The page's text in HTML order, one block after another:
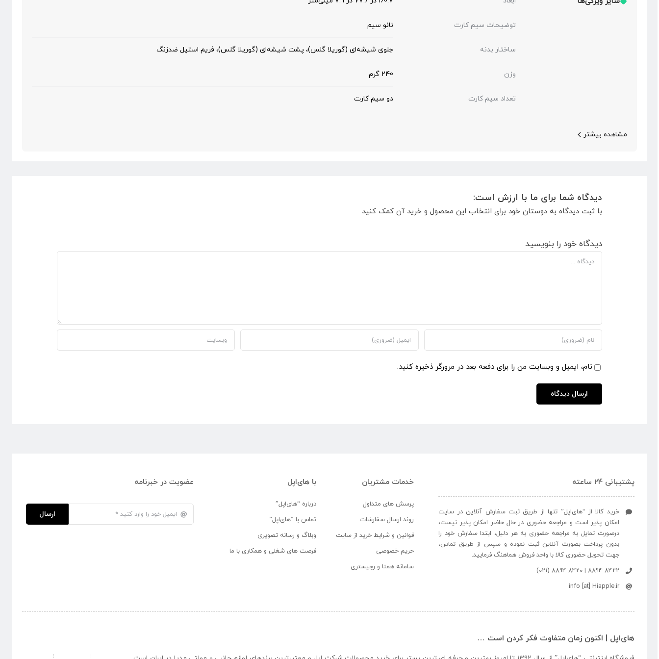
توضیحات سیم کارت نانو سیم
ساختار بدنه جلوی شیشه‌ای (گوریلا گلس)، پشت شیشه‌ای (گوریلا گلس)، فریم استیل ضدزنگ
وزن 240 گرم
تعداد سیم کارت دو سیم کارت
مشاهده بیشتر
دیدگاه شما برای ما با ارزش است:
با ثبت دیدگاه به دوستان خود برای انتخاب این محصول و خرید آن کمک کنید
دیدگاه خود را بنویسید
دیدگاه
نام، ایمیل و وبسایت من را برای دفعه بعد در مرورگر ذخیره کنید.
پشتیبانی 24 ساعته
خرید کالا از “های‌اپل” تنها از طریق ثبت سفارش آنلاین در سایت
امکان پذیر است و مراجعه حضوری در حال حاضر امکان پذیر نیست،
درصورت تمایل به مراجعه حضوری به هر دلیل، ابتدا سفارش خود را
بدون پرداخت بصورت آنلاین ثبت نموده و سپس از طریق تماس،
جهت تحویل حضوری کالا با واحد فروش هماهنگ فرمایید.
8422 8894 | 8420 8894 (021)
info [at] Hiapple.ir
خدمات مشتریان
پرسش های متداول
روند ارسال سفارشات
قوانین و شرایط خرید از سایت
حریم خصوصی
سامانه همتا و رجیستری
با های‌اپل
درباره “های‌اپل”
تماس با “های‌اپل”
وبلاگ و رسانه تصویری
فرصت های شغلی و همکاری با ما
عضویت در خبرنامه
ارسال
های‌اپل | اکنون زمان متفاوت فکر کردن است …